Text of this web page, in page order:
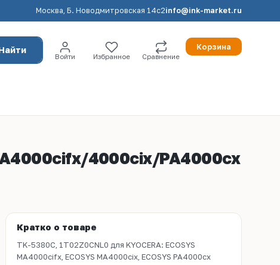
Москва, Б. Новодмитровская 14с2info@ink-market.ru
Войти Избранное Сравнение
Корзина
4000cix/PA4000cx
Кратко о товаре
TK-5380C, 1T02Z0CNL0 для KYOCERA: ECOSYS
MA4000cifx, ECOSYS MA4000cix, ECOSYS PA4000cx